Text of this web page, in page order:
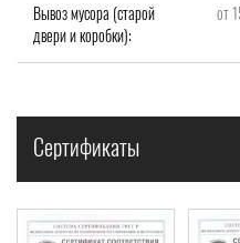
Вывоз мусора (старой
двери и коробки):
от
Сертификаты